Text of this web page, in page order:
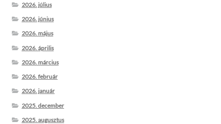
2026. július
2026. június
2026. május
2026. április
2026. március
2026. február
2026. január
2025. december
2025. augusztus